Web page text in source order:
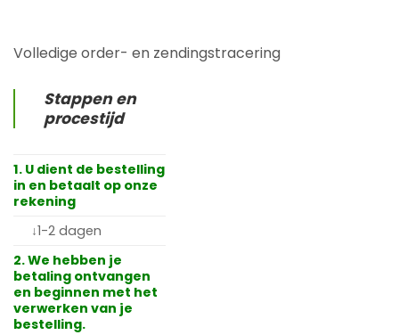
Volledige order- en zendingstracering
Stappen en
procestijd
1. U dient de bestelling
in en betaalt op onze
rekening
↓1-2 dagen
2. We hebben je
betaling ontvangen
en beginnen met het
verwerken van je
bestelling.